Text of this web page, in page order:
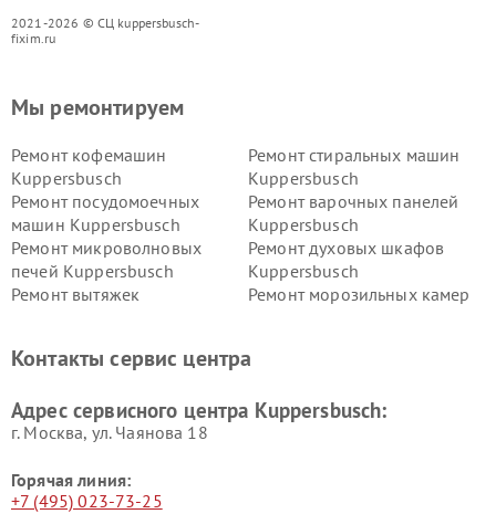
2021-2026 © СЦ kuppersbusch-
fixim.ru
Мы ремонтируем
Ремонт кофемашин
Kuppersbusch
Ремонт стиральных машин
Kuppersbusch
Ремонт посудомоечных
машин Kuppersbusch
Ремонт варочных панелей
Kuppersbusch
Ремонт микроволновых
печей Kuppersbusch
Ремонт духовых шкафов
Kuppersbusch
Ремонт вытяжек
Ремонт морозильных камер
Kuppersbusch
вакуумных упаковщиков
Ремонт сушильных машин Kuppersbusch
Контакты сервис центра
Адрес сервисного центра Kuppersbusch:
г. Москва, ул. Чаянова 18
Горячая линия:
+7 (495) 023-73-25